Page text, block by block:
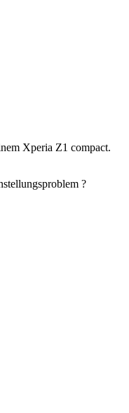
Xperia Z1 compact.
?